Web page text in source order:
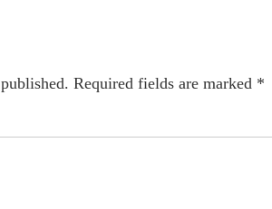
Required fields are marked *